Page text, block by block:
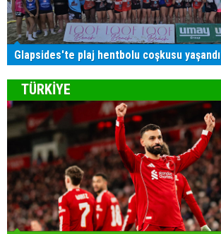
Glapsides'te plaj hentbolu coşkusu yaşandı
TÜRKİYE